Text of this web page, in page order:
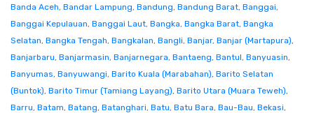
Banda Aceh, Bandar Lampung, Bandung, Bandung Barat, Banggai,
Banggai Kepulauan, Banggai Laut, Bangka, Bangka Barat, Bangka
Selatan, Bangka Tengah, Bangkalan, Bangli, Banjar, Banjar (Martapura),
Banjarbaru, Banjarmasin, Banjarnegara, Bantaeng, Bantul, Banyuasin,
Banyumas, Banyuwangi, Barito Kuala (Marabahan), Barito Selatan
(Buntok), Barito Timur (Tamiang Layang), Barito Utara (Muara Teweh),
Barru, Batam, Batang, Batanghari, Batu, Batu Bara, Bau-Bau, Bekasi,